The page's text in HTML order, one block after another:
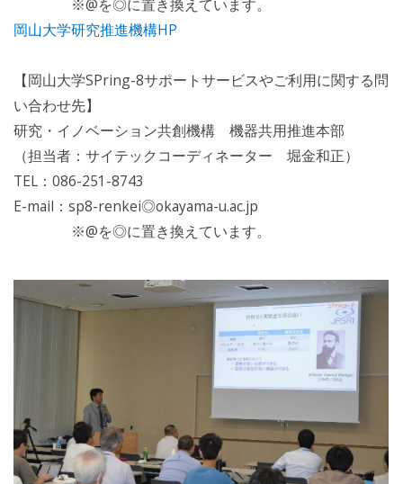
※@を◎に置き換えています。
岡山大学研究推進機構HP
【岡山大学SPring-8サポートサービスやご利用に関する問
い合わせ先】
研究・イノベーション共創機構 機器共用推進本部
（担当者：サイテックコーディネーター 堀金和正）
TEL：086-251-8743
E-mail：sp8-renkei◎okayama-u.ac.jp
※@を◎に置き換えています。